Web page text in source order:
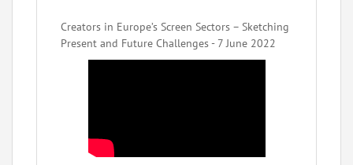
Creators in Europe’s Screen Sectors – Sketching
Present and Future Challenges - 7 June 2022